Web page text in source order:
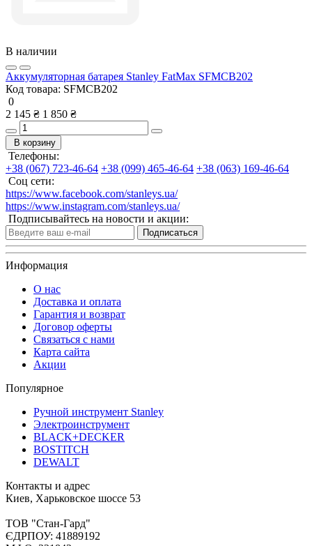
В наличии
Аккумуляторная батарея Stanley FatMax SFMCB202
Код товара: SFMCB202
0
2 145 ₴ 1 850 ₴
В корзину
Телефоны:
+38 (067) 723-46-64 +38 (099) 465-46-64 +38 (063) 169-46-64
Соц сети:
https://www.facebook.com/stanleys.ua/
https://www.instagram.com/stanleys.ua/
Подписывайтесь на новости и акции:
Подписаться
Информация
О нас
Доставка и оплата
Гарантия и возврат
Договор оферты
Связаться с нами
Карта сайта
Акции
Популярное
Ручной инструмент Stanley
Электроинструмент
BLACK+DECKER
BOSTITCH
DEWALT
Контакты и адрес
Киев, Харьковское шоссе 53
ТОВ "Стан-Гард"
ЄДРПОУ: 41889192